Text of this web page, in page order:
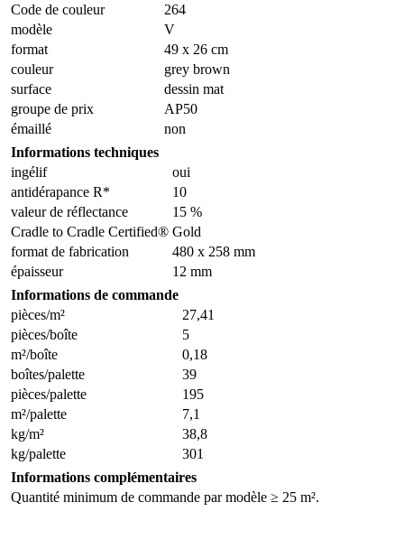
Code de couleur
264
modèle
V
format
49 x 26 cm
couleur
grey brown
surface
dessin mat
groupe de prix
AP50
émaillé
non
Informations techniques
ingélif
oui
antidérapance R*
10
valeur de réflectance
15 %
Cradle to Cradle Certified® Gold
format de fabrication
480 x 258 mm
épaisseur
12 mm
Informations de commande
pièces/m²
27,41
pièces/boîte
5
m²/boîte
0,18
boîtes/palette
39
pièces/palette
195
m²/palette
7,1
kg/m²
38,8
kg/palette
301
Informations complémentaires
Quantité minimum de commande par modèle ≥ 25 m².